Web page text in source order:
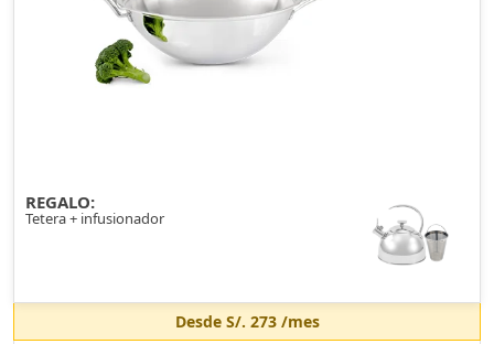
REGALO:
Tetera + infusionador
Desde S/. 273/mes